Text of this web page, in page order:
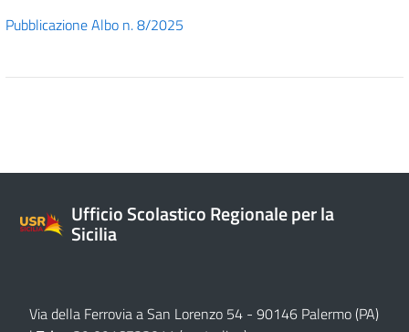
Pubblicazione Albo n. 8/2025
Ufficio Scolastico Regionale per la
Sicilia
Via della Ferrovia a San Lorenzo 54 - 90146 Palermo (PA)